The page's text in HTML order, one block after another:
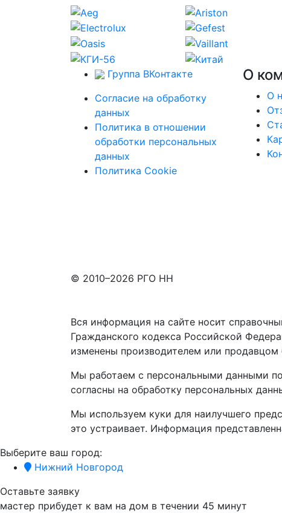
Группа ВКонтакте
Согласие на обработку
данных
Политика в отношении
обработки персональных
данных
Политика Cookie
О
О
© 2010–2026 РГО НН
Вся информация на сайте носит
Гражданского кодекса Российской
изменены производителем или
Мы работаем с персональными данными
согласны на обработку персональных
Мы используем куки для наилучшего
это устраивает. Информация
Выберите ваш город:
Нижний Новгород
Оставьте заявку
мастер прибудет к вам на дом в течении 45 минут